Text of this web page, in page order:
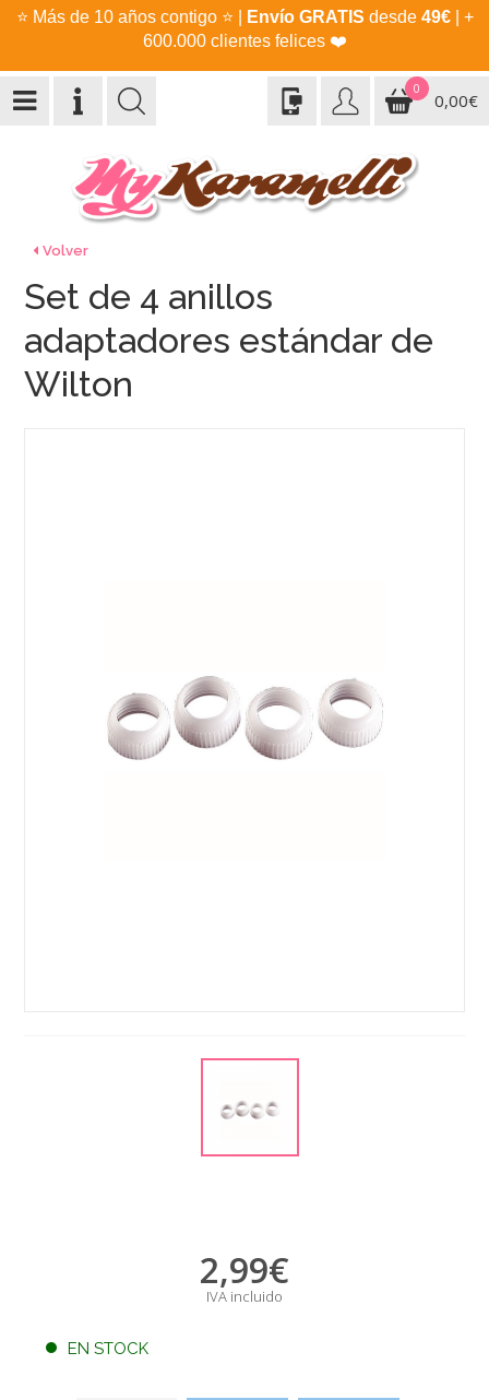
⭐ Más de 10 años contigo ⭐ Envío GRATIS desde 49€| +
600.000 clientes felices ❤️
0
0,00€
Volver
Set de 4 anillos
adaptadores estándar de
Wilton
2,99€
IVA incluido
EN STOCK